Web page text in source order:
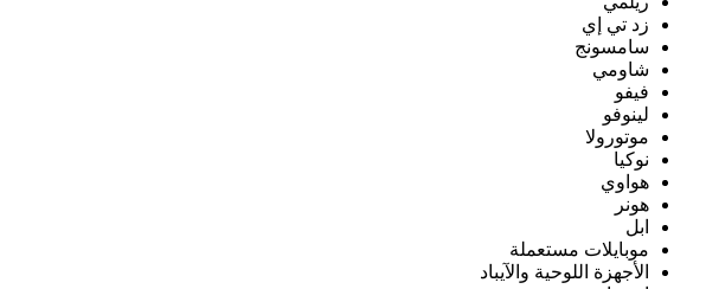
زد تي إي
سامسونج
شاومي
فيفو
لينوفو
موتورولا
نوكيا
هواوي
هونر
ابل
موبايلات مستعملة
الأجهزة اللوحية والآيباد